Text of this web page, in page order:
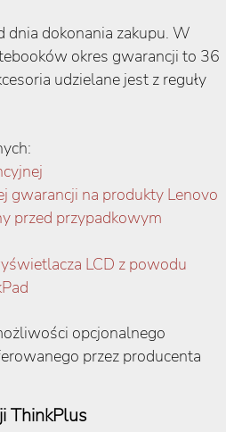
dnia dokonania zakupu. W
okres gwarancji to 36
udzielane jest z reguły
gwarancji na produkty Lenovo
przed przypadkowym
LCD z powodu
opcjonalnego
przez producenta
ThinkPlus